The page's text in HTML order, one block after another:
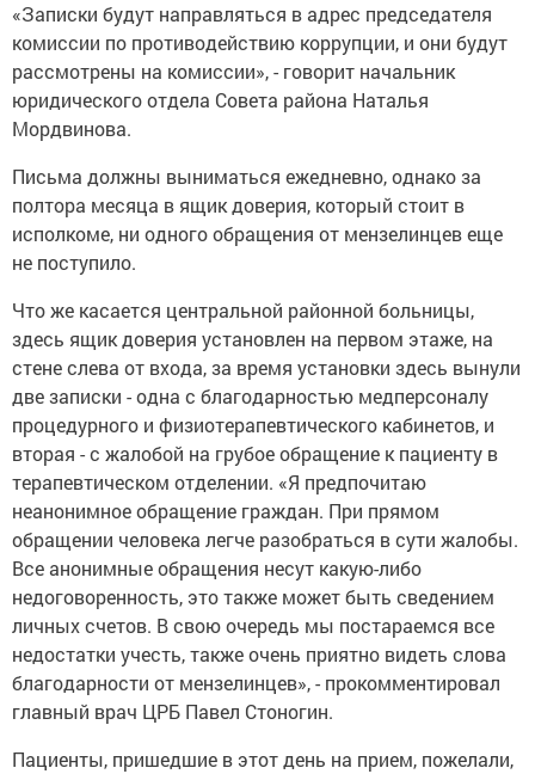
«Записки будут направляться в адрес председателя
комис­сии по противодействию кор­рупции, и они будут
рассмот­рены на комиссии», - говорит начальник
юридического от­дела Совета района Наталья
Мордвинова.
Письма должны выниматься ежедневно, однако за
полтора месяца в ящик доверия, кото­рый стоит в
исполкоме, ни од­ного обращения от мензелин­цев еще
не поступило.
Что же касается центральной районной больницы,
здесь ящик доверия установлен на первом этаже, на
стене слева от входа, за время установ­ки здесь вынули
две запис­ки - одна с благодарностью медперсоналу
процедурного и физиотерапевтического каби­нетов, и
вторая - с жалобой на грубое обращение к пациенту в
терапевтическом отделении. «Я предпочитаю
неанонимное обращение граждан. При пря­мом
обращении человека лег­че разобраться в сути жалобы.
Все анонимные обращения не­сут какую-либо
недоговорен­ность, это также может быть сведением
личных счетов. В свою очередь мы постараемся все
недостатки учесть, также очень приятно видеть слова
благодарности от мензелин­цев», - прокомментировал
главный врач ЦРБ Павел Сто­ногин.
Пациенты, пришедшие в этот день на прием, пожелали,